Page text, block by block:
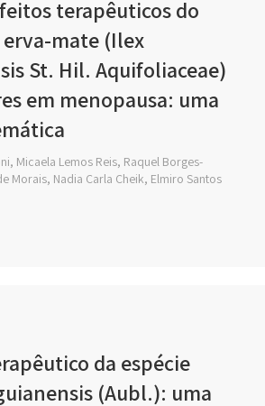
terapêuticos do
mate (Ilex
St. Hil. Aquifoliaceae)
em menopausa: uma
Micaela Lemos Reis, Raquel Borges-
Morais, Nadia Carla Cheik, Elmiro Santos
da espécie
(Aubl.): uma